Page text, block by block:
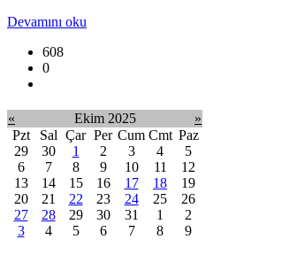
Devamını oku
608
0
« Ekim 2025
»
Pzt
Sal Çar Per Cum Cmt Paz
29
30 1 2 3 4
5
6
7 8 9 10 11
12
13
14 15 16 17 18
19
20
21 22 23 24 25
26
27
28 29 30 31 1
2
3
4 5 6 7 8 9